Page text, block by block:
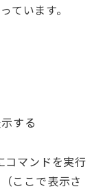
ています。
する
コマンドを実行
ここで表示さ